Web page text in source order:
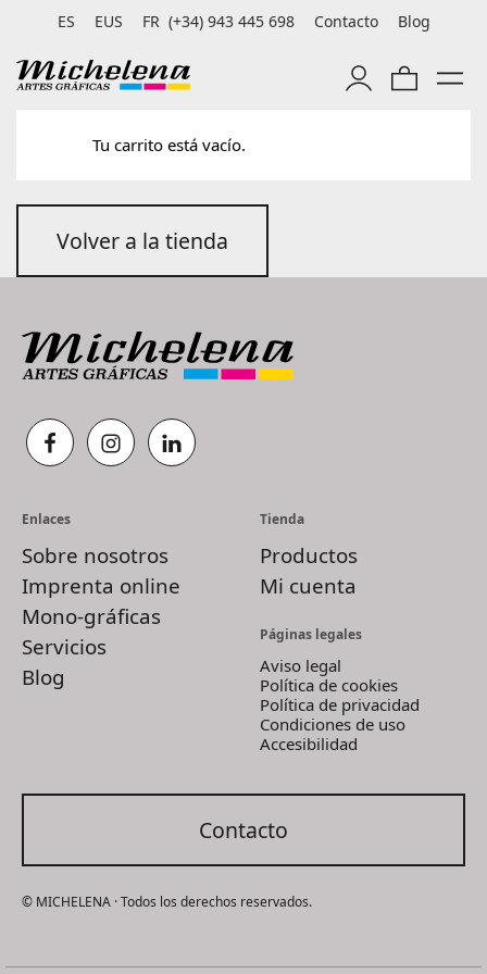
ES EUS FR (+34) 943 445 698 Contacto Blog
Tu carrito está vacío.
Volver a la tienda
Enlaces
Sobre nosotros
Imprenta online
Mono-gráficas
Servicios
Blog
Tienda
Productos
Mi cuenta
Páginas legales
Aviso legal
Política de cookies
Política de privacidad
Condiciones de uso
Accesibilidad
Contacto
© MICHELENA · Todos los derechos reservados.